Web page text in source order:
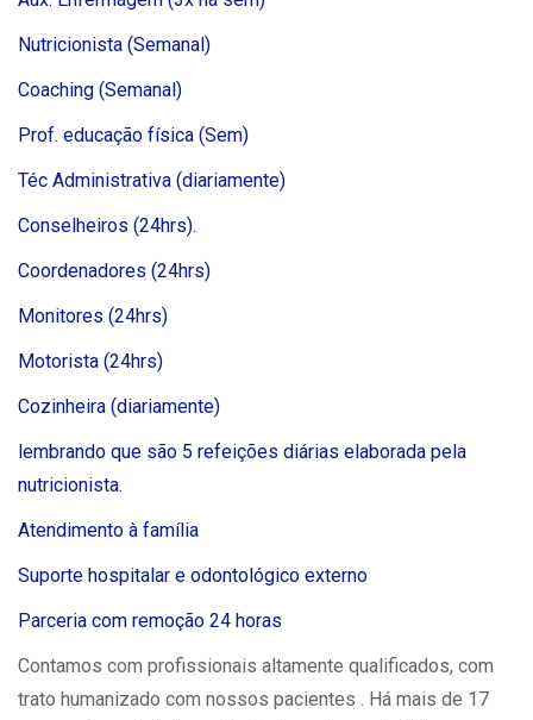
Nutricionista (Semanal)
Coaching (Semanal)
Prof. educação física (Sem)
Téc Administrativa (diariamente)
Conselheiros (24hrs).
Coordenadores (24hrs)
Monitores (24hrs)
Motorista (24hrs)
Cozinheira (diariamente)
lembrando que são 5 refeições diárias elaborada pela
nutricionista.
Atendimento à família
Suporte hospitalar e odontológico externo
Parceria com remoção 24 horas
Contamos com profissionais altamente qualificados, com
trato humanizado com nossos pacientes . Há mais de 17